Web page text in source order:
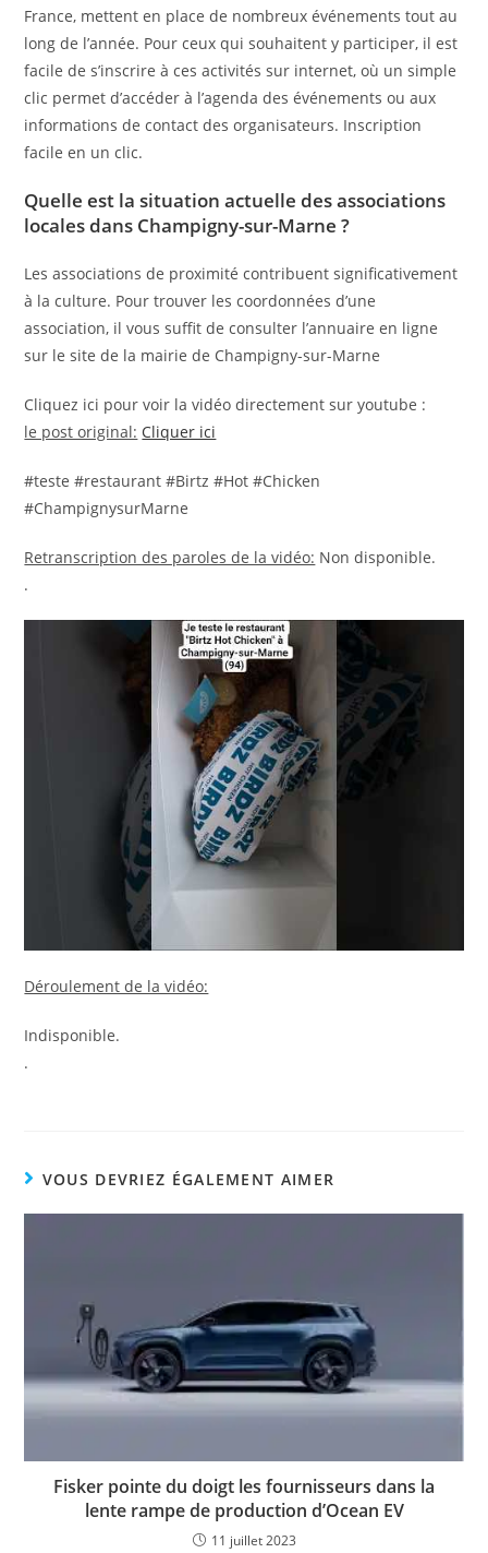
France, mettent en place de nombreux événements tout au
long de l’année. Pour ceux qui souhaitent y participer, il est
facile de s’inscrire à ces activités sur internet, où un simple
clic permet d’accéder à l’agenda des événements ou aux
informations de contact des organisateurs. Inscription
facile en un clic.
Quelle est la situation actuelle des associations
locales dans Champigny-sur-Marne ?
Les associations de proximité contribuent significativement
à la culture. Pour trouver les coordonnées d’une
association, il vous suffit de consulter l’annuaire en ligne
sur le site de la mairie de Champigny-sur-Marne
Cliquez ici pour voir la vidéo directement sur youtube :
le post original: Cliquer ici
#teste #restaurant #Birtz #Hot #Chicken
#ChampignysurMarne
Retranscription des paroles de la vidéo: Non disponible.
.
Déroulement de la vidéo:
Indisponible.
.
VOUS DEVRIEZ ÉGALEMENT AIMER
Fisker pointe du doigt les fournisseurs dans la
lente rampe de production d’Ocean EV
11 juillet 2023